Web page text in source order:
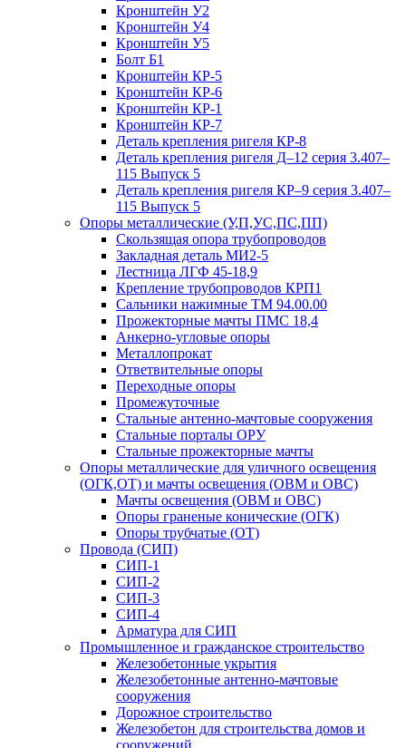
Кронштейн У2
Кронштейн У4
Кронштейн У5
Болт Б1
Кронштейн КР-5
Кронштейн КР-6
Кронштейн КР-1
Кронштейн КР-7
Деталь крепления ригеля КР‑8
Деталь крепления ригеля Д–12 серия 3.407–
115 Выпуск 5
Деталь крепления ригеля КР–9 серия 3.407–
115 Выпуск 5
Опоры металлические (У,П,УС,ПС,ПП)
Скользящая опора трубопроводов
Закладная деталь МИ2-5
Лестница ЛГФ 45-18,9
Крепление трубопроводов КРП1
Сальники нажимные ТМ 94.00.00
Прожекторные мачты ПМС 18,4
Анкерно-угловые опоры
Металлопрокат
Ответвительные опоры
Переходные опоры
Промежуточные
Стальные антенно-мачтовые сооружения
Стальные порталы ОРУ
Стальные прожекторные мачты
Опоры металлические для уличного освещения
(ОГК,ОТ) и мачты освещения (ОВМ и ОВС)
Мачты освещения (ОВМ и ОВС)
Опоры граненые конические (ОГК)
Опоры трубчатые (ОТ)
Провода (СИП)
СИП-1
СИП-2
СИП-3
СИП-4
Арматура для СИП
Промышленное и гражданское строительство
Железобетонные укрытия
Железобетонные антенно-мачтовые
сооружения
Дорожное строительство
Железобетон для строительства домов и
сооружений